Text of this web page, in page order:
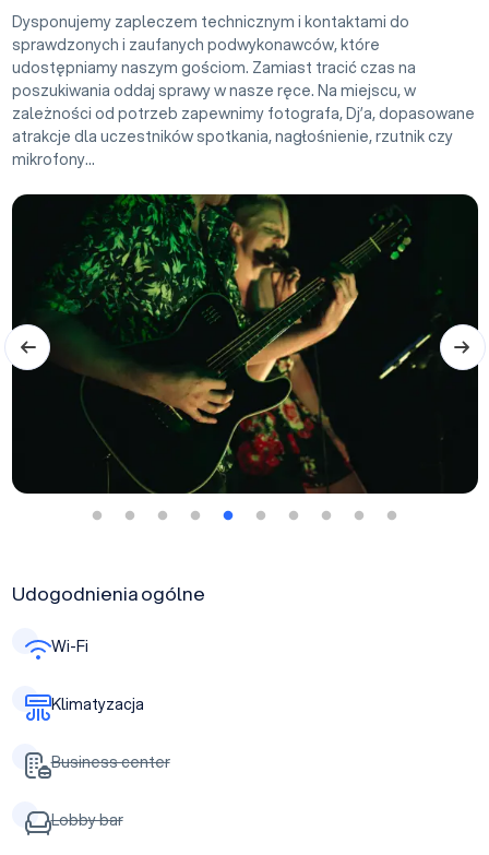
Dysponujemy zapleczem technicznym i kontaktami do
sprawdzonych i zaufanych podwykonawców, które
udostępniamy naszym gościom. Zamiast tracić czas na
poszukiwania oddaj sprawy w nasze ręce. Na miejscu, w
zależności od potrzeb zapewnimy fotografa, Dj’a, dopasowane
atrakcje dla uczestników spotkania, nagłośnienie, rzutnik czy
mikrofony...
Udogodnienia ogólne
Wi-Fi
Klimatyzacja
Business center
Lobby bar